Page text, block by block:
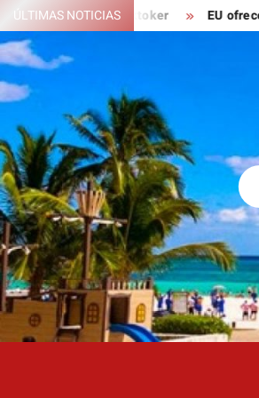
Saltar
al
contenido
ÚLTIMAS NOTICIAS
ahora es tiktoker EU ofrece más